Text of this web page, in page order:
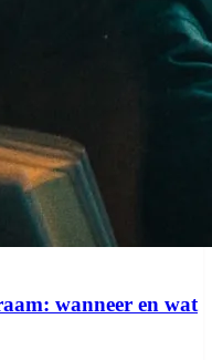
wanneer en wat